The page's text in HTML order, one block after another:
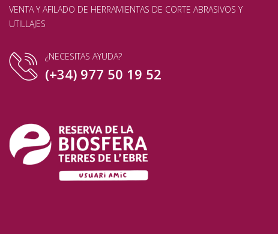
VENTA Y AFILADO DE HERRAMIENTAS DE CORTE ABRASIVOS Y
UTILLAJES
¿NECESITAS AYUDA?
(+34) 977 50 19 52